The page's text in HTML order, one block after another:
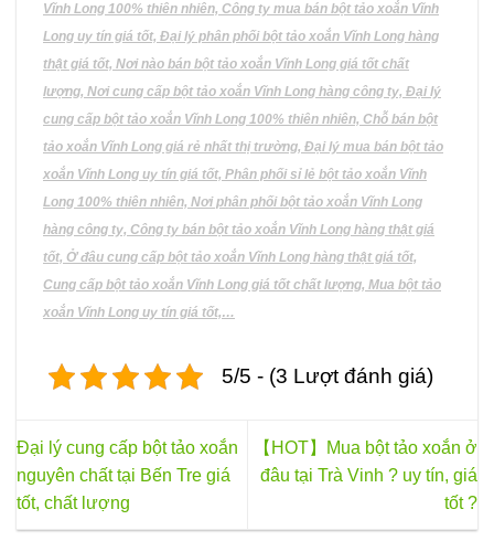
Vĩnh Long 100% thiên nhiên, Công ty mua bán bột tảo xoắn Vĩnh
Long uy tín giá tốt, Đại lý phân phối bột tảo xoắn Vĩnh Long hàng
thật giá tốt, Nơi nào bán bột tảo xoắn Vĩnh Long giá tốt chất
lượng, Nơi cung cấp bột tảo xoắn Vĩnh Long hàng công ty, Đại lý
cung cấp bột tảo xoắn Vĩnh Long 100% thiên nhiên, Chỗ bán bột
tảo xoắn Vĩnh Long giá rẻ nhất thị trường, Đại lý mua bán bột tảo
xoắn Vĩnh Long uy tín giá tốt, Phân phối sỉ lẻ bột tảo xoắn Vĩnh
Long 100% thiên nhiên, Nơi phân phối bột tảo xoắn Vĩnh Long
hàng công ty, Công ty bán bột tảo xoắn Vĩnh Long hàng thật giá
tốt, Ở đâu cung cấp bột tảo xoắn Vĩnh Long hàng thật giá tốt,
Cung cấp bột tảo xoắn Vĩnh Long giá tốt chất lượng, Mua bột tảo
xoắn Vĩnh Long uy tín giá tốt,…
5/5 - (3 Lượt đánh giá)
Đại lý cung cấp bột tảo xoắn
nguyên chất tại Bến Tre giá
tốt, chất lượng
【HOT】Mua bột tảo xoắn ở
đâu tại Trà Vinh ? uy tín, giá
tốt ?